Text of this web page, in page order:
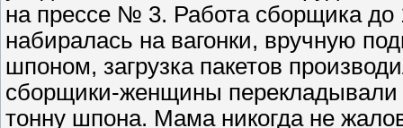
на прессе № 3. Работа сборщика до
набиралась на вагонки, вручную
шпоном, загрузка пакетов
сборщики-женщины перекладывали
тонну шпона. Мама никогда не